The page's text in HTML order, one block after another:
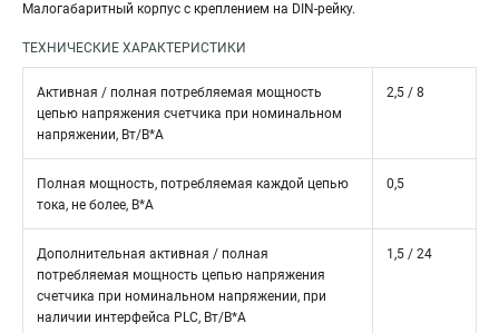
Малогабаритный корпус с креплением на DIN-рейку.
ТЕХНИЧЕСКИЕ ХАРАКТЕРИСТИКИ
Активная / полная потребляемая мощность
цепью напряжения счетчика при номинальном
напряжении, Вт/В*А
2,5 / 8
Полная мощность, потребляемая каждой цепью
тока, не более, В*А
0,5
Дополнительная активная / полная
потребляемая мощность цепью напряжения
счетчика при номинальном напряжении, при
наличии интерфейса PLC, Вт/В*А
1,5 / 24